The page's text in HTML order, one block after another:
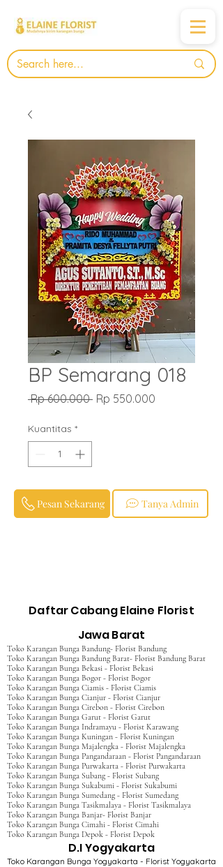
BP Semarang 018
Rp 600.000 Harga
Rp 550.000
Kuantitas *
Tanya Admin
Pesan Sekarang
Daftar Cabang Elaine Florist
Jawa Barat
Toko Karangan Bunga Bandung- Florist Bandung
Toko Karangan Bunga Bandung Barat- Florist Bandung Barat
Toko Karangan Bunga Bekasi - Florist Bekasi
Toko Karangan Bunga Bogor - Florist Bogor
Toko Karangan Bunga Ciamis - Florist Ciamis
Toko Karangan Bunga Cianjur - Florist Cianjur
Toko Karangan Bunga Cirebon - Florist Cirebon
Toko Karangan Bunga Garut - Florist Garut
Toko Karangan Bunga Indramayu - Florist Karawang
Toko Karangan Bunga Kuningan - Florist Kuningan
Toko Karangan Bunga Majalengka - Florist Majalengka
Toko Karangan Bunga Pangandaraan - Florist Pangandaraan
Toko Karangan Bunga Purwakarta - Florist Purwakarta
Toko Karangan Bunga Subang - Florist Subang
Toko Karangan Bunga Sukabumi - Florist Sukabumi
Toko Karangan Bunga Sumedang - Florist Sumedang
Toko Karangan Bunga Tasikmalaya - Florist Tasikmalaya
Toko Karangan Bunga Banjar- Florist Banjar
Toko Karangan Bunga Cimahi - Florist Cimahi
Toko Karangan Bunga Depok - Florist Depok
D.I Yogyakarta
Toko Karangan Bunga Yogyakarta - Florist Yogyakarta